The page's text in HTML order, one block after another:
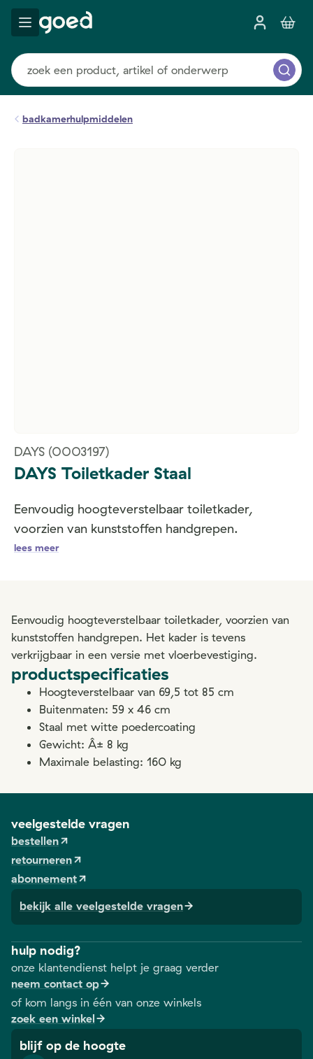
badkamerhulpmiddelen
DAYS (0003197)
DAYS Toiletkader Staal
Eenvoudig hoogteverstelbaar toiletkader,
voorzien van kunststoffen handgrepen.
lees meer
Eenvoudig hoogteverstelbaar toiletkader, voorzien van
kunststoffen handgrepen. Het kader is tevens
verkrijgbaar in een versie met vloerbevestiging.
productspecificaties
Hoogteverstelbaar van 69,5 tot 85 cm
Buitenmaten: 59 x 46 cm
Staal met witte poedercoating
Gewicht: Â± 8 kg
Maximale belasting: 160 kg
veelgestelde vragen
bestellen
retourneren
abonnement
bekijk alle veelgestelde vragen
hulp nodig?
onze klantendienst helpt je graag verder
neem contact op
of kom langs in één van onze winkels
zoek een winkel
blijf op de hoogte